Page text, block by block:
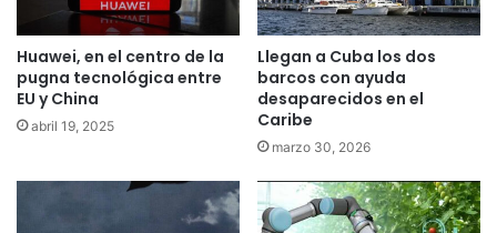
Huawei, en el centro de la
pugna tecnológica entre
EU y China
abril 19, 2025
Llegan a Cuba los dos
barcos con ayuda
desaparecidos en el
Caribe
marzo 30, 2026